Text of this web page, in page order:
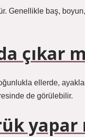
Genellikle baş,
çıkar
ellerde,
de görülebilir.
yapar